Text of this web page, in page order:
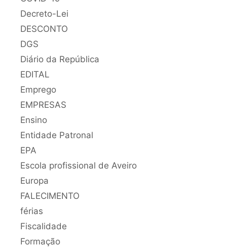
Decreto-Lei
DESCONTO
DGS
Diário da República
EDITAL
Emprego
EMPRESAS
Ensino
Entidade Patronal
EPA
Escola profissional de Aveiro
Europa
FALECIMENTO
férias
Fiscalidade
Formação